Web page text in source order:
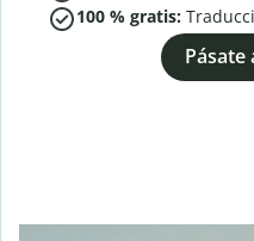
100 % gratis:
Pásate